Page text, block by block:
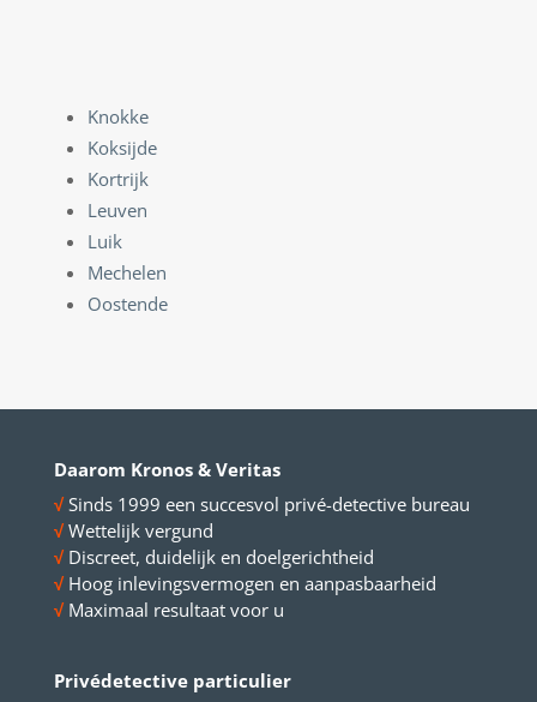
Knokke
Koksijde
Kortrijk
Leuven
Luik
Mechelen
Oostende
Daarom Kronos & Veritas
√Sinds 1999 een succesvol privé-detective bureau
√Wettelijk vergund
√ Discreet, duidelijk en doelgerichtheid
√ Hoog inlevingsvermogen en aanpasbaarheid
√ Maximaal resultaat voor u
Privédetective particulier